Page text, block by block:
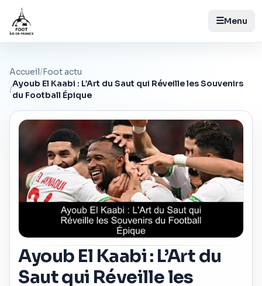
☰Menu
Accueil/Foot actu
/
Ayoub El Kaabi : L’Art du Saut qui Réveille les Souvenirs
du Football Épique
Ayoub El Kaabi : L’Art du
Saut qui Réveille les